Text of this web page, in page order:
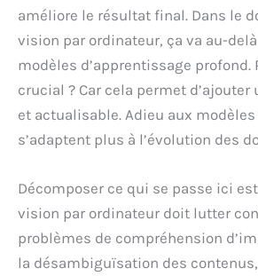
améliore le résultat final. Dans le
vision par ordinateur, ça va au-
modèles d’apprentissage profond.
crucial ? Car cela permet
et actualisable. Adieu aux
s’adaptent plus à l’évolution des
Décomposer ce qui se passe ici
vision par ordinateur doit lutter
problèmes de compréhension
la désambiguïsation des